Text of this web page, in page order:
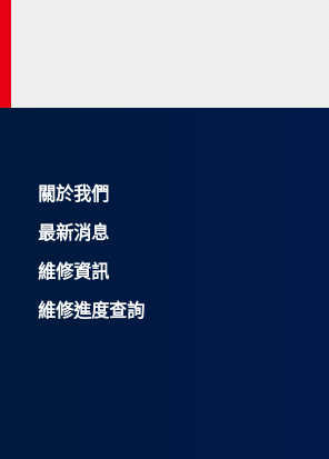
關於我們
最新消息
維修資訊
維修進度查詢